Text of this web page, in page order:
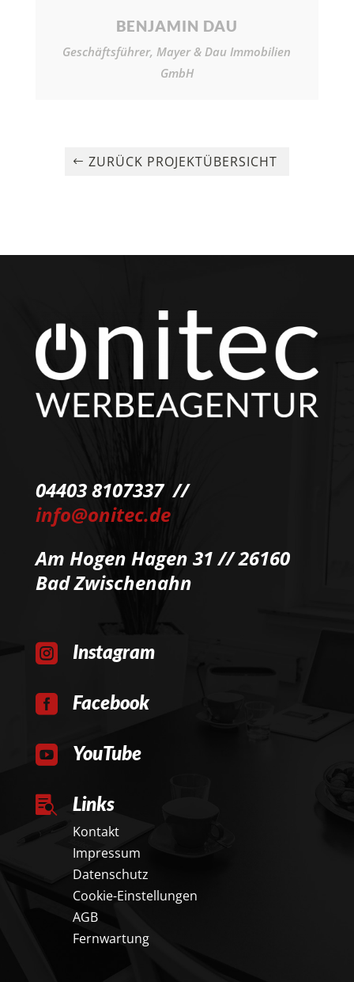
BENJAMIN DAU
Geschäftsführer, Mayer & Dau Immobilien
GmbH
ZURÜCK PROJEKTÜBERSICHT
04403 8107337 //
info@onitec.de
Am Hogen Hagen 31 // 26160
Bad Zwischenahn
 Instagram
 Facebook
 YouTube
 Links
Kontakt
Impressum
Datenschutz
Cookie-Einstellungen
AGB
Fernwartung